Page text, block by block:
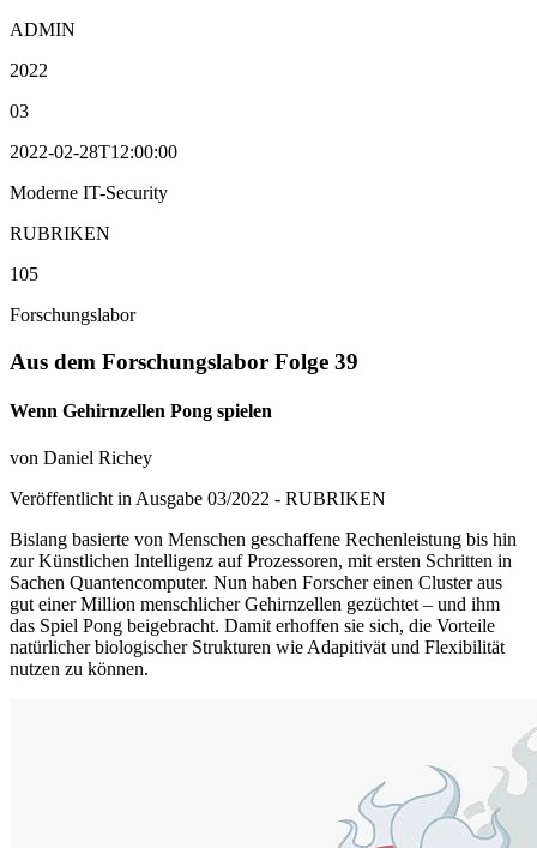
ADMIN
2022
03
2022-02-28T12:00:00
Moderne IT-Security
RUBRIKEN
105
Forschungslabor
Aus dem Forschungslabor Folge 39
Wenn Gehirnzellen Pong spielen
von Daniel Richey
Veröffentlicht in Ausgabe 03/2022 - RUBRIKEN
Bislang basierte von Menschen geschaffene Rechenleistung bis hin
zur Künstlichen Intelligenz auf Prozessoren, mit ersten Schritten in
Sachen Quantencomputer. Nun haben Forscher einen Cluster aus
gut einer Million menschlicher Gehirnzellen gezüchtet – und ihm
das Spiel Pong beigebracht. Damit erhoffen sie sich, die Vorteile
natürlicher biologischer Strukturen wie Adapitivät und Flexibilität
nutzen zu können.